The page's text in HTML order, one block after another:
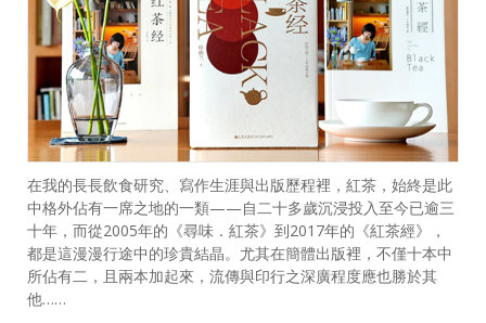
在我的長長飲食研究、寫作生涯與出版歷程裡，紅茶，始終是此
中格外佔有一席之地的一類——自二十多歲沉浸投入至今已逾三
十年，而從2005年的《尋味．紅茶》到2017年的《紅茶經》，
都是這漫漫行途中的珍貴結晶。尤其在簡體出版裡，不僅十本中
所佔有二，且兩本加起來，流傳與印行之深廣程度應也勝於其
他……